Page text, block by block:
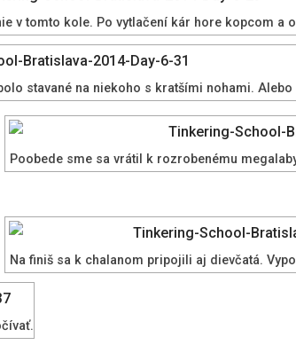
v tomto kole. Po vytlačení kár hore kopcom a
stavané na niekoho s kratšími nohami.
Poobede sme sa vrátil k rozrobenému
Na finiš sa k chalanom pripojili aj dievčatá.